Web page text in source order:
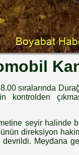
sıralarında
kontrolden
seyir halinde
direksiyon
Meydana